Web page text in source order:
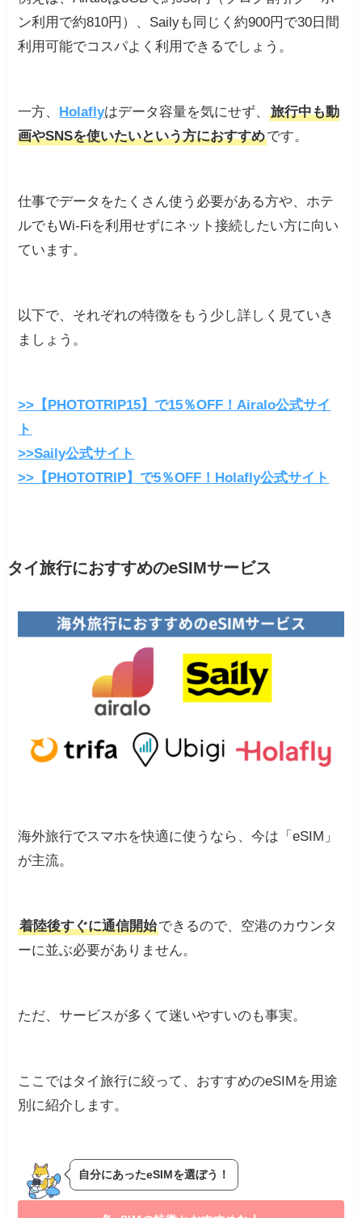
ン利用で約810円）、Sailyも同じく約900円で30日間
利用可能でコスパよく利用できるでしょう。
一方、 Holaflyはデータ容量を気にせず、旅行中も動
画やSNSを使いたいという方におすすめです。
仕事でデータをたくさん使う必要がある方や、ホテ
ルでもWi-Fiを利用せずにネット接続したい方に向い
ています。
以下で、それぞれの特徴をもう少し詳しく見ていき
ましょう。
>>【PHOTOTRIP15】で15％OFF！Airalo公式サイ
ト
>>Saily公式サイト
>>【PHOTOTRIP】で5％OFF！Holafly公式サイト
タイ旅行におすすめのeSIMサービス
海外旅行でスマホを快適に使うなら、今は「eSIM」
が主流。
着陸後すぐに通信開始できるので、空港のカウンタ
ーに並ぶ必要がありません。
ただ、サービスが多くて迷いやすいのも事実。
ここではタイ旅行に絞って、おすすめのeSIMを用途
別に紹介します。
自分にあったeSIMを選ぼう！